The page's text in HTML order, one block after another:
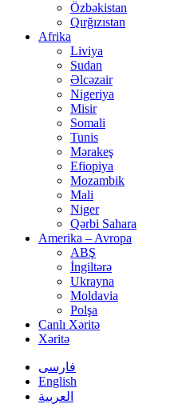
Özbəkistan
Qırğızıstan
Afrika
Liviya
Sudan
Əlcəzair
Nigeriya
Misir
Somali
Tunis
Mərakeş
Efiopiya
Mozambik
Mali
Niger
Qərbi Sahara
Amerika – Avropa
ABŞ
İngiltərə
Ukrayna
Moldavia
Polşa
Canlı Xəritə
Xəritə
فارسی
English
العربیة